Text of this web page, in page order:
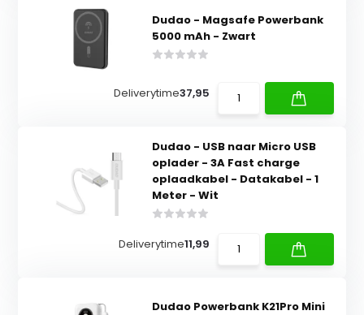
Dudao - Magsafe Powerbank
5000 mAh - Zwart
Deliverytime37,95
Dudao - USB naar Micro USB
oplader - 3A Fast charge
oplaadkabel - Datakabel - 1
Meter - Wit
Deliverytime11,99
Dudao Powerbank K21Pro Mini